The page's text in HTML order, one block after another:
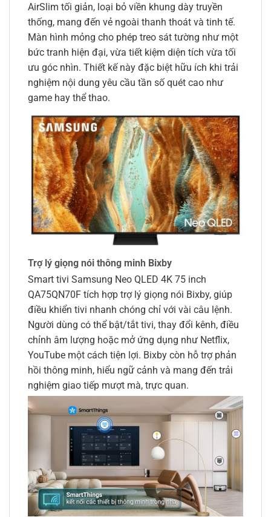
AirSlim tối giản, loại bỏ viền khung dày truyền
thống, mang đến vẻ ngoài thanh thoát và tinh tế.
Màn hình mỏng cho phép treo sát tường như một
bức tranh hiện đại, vừa tiết kiệm diện tích vừa tối
ưu góc nhìn. Thiết kế này đặc biệt hữu ích khi trải
nghiệm nội dung yêu cầu tần số quét cao như
game hay thể thao.
Trợ lý giọng nói thông minh Bixby
Smart tivi Samsung Neo QLED 4K 75 inch
QA75QN70F tích hợp trợ lý giọng nói Bixby, giúp
điều khiển tivi nhanh chóng chỉ với vài câu lệnh.
Người dùng có thể bật/tắt tivi, thay đổi kênh, điều
chỉnh âm lượng hoặc mở ứng dụng như Netflix,
YouTube một cách tiện lợi. Bixby còn hỗ trợ phản
hồi thông minh, hiểu ngữ cảnh và mang đến trải
nghiệm giao tiếp mượt mà, trực quan.